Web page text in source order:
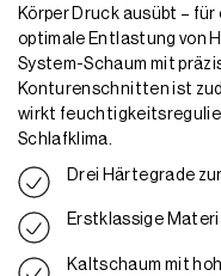
Körper Druck ausübt –
optimale Entlastung von
System-Schaum mit
Konturenschnitten ist
wirkt
Schlafklima.
Drei Härtegrade
Erstklassige
Kaltschaum mit